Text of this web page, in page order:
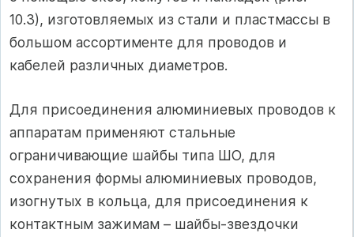
10.3), изготовляемых из стали и пластмассы в
большом ассортименте для проводов и
кабелей различных диаметров.
Для присоединения алюминиевых проводов к
аппаратам применяют стальные
ограничивающие шайбы типа ШО, для
сохранения формы алюминиевых проводов,
изогнутых в кольца, для присоединения к
контактным зажимам – шайбы-звездочки